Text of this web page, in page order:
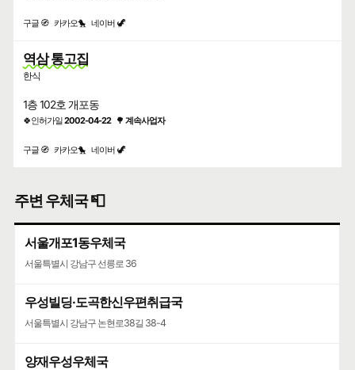
구글 🧭 카카오🐤 네이버 🦖
역삼 통고집
한식
1층 102호 개포동
🍀인허가일2002-04-22 🌳 계속사업자
구글 🧭 카카오🐤 네이버 🦖
주변 우체국 📮
서울개포1동우체국
서울특별시 강남구 선릉로 36
우성빌딩·도곡한신우편취급국
서울특별시 강남구 논현로38길 38-4
양재우성우체국